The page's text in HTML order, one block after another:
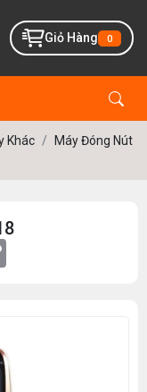
Giỏ Hàng 0
Khác
Máy Đóng Nút